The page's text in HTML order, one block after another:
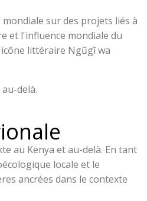
sur des projets liés à
et l'influence mondiale du
littéraire Ngũgĩ wa
delà.
au Kenya et au-delà. En tant
locale et le
ancrées dans le contexte